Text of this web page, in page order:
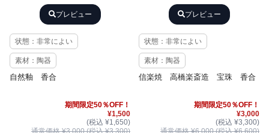
プレビュー
状態：非常によい
素材：陶器
自然釉 香合
期間限定50％OFF！
¥1,500
(税込 ¥1,650)
プレビュー
状態：非常によい
素材：陶器
信楽焼 高橋楽斎造 宝珠 香合
期間限定50％OFF！
¥3,000
(税込 ¥3,300)